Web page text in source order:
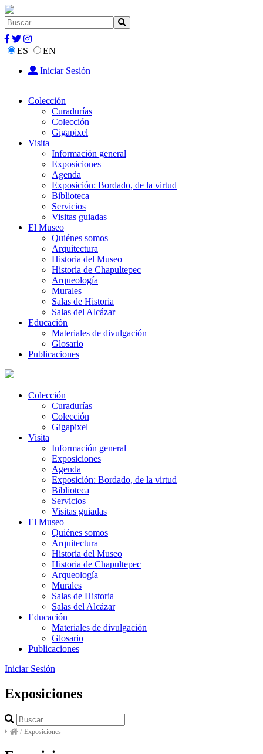
ES
EN
Iniciar Sesión
Colección
Curadurías
Colección
Gigapixel
Visita
Información general
Exposiciones
Agenda
Exposición: Bordado, de la virtud
Biblioteca
Servicios
Visitas guiadas
El Museo
Quiénes somos
Arquitectura
Historia del Museo
Historia de Chapultepec
Arqueología
Murales
Salas de Historia
Salas del Alcázar
Educación
Materiales de divulgación
Glosario
Publicaciones
Colección
Curadurías
Colección
Gigapixel
Visita
Información general
Exposiciones
Agenda
Exposición: Bordado, de la virtud
Biblioteca
Servicios
Visitas guiadas
El Museo
Quiénes somos
Arquitectura
Historia del Museo
Historia de Chapultepec
Arqueología
Murales
Salas de Historia
Salas del Alcázar
Educación
Materiales de divulgación
Glosario
Publicaciones
Iniciar Sesión
Exposiciones
/ Exposiciones